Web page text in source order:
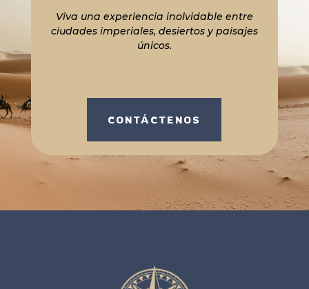
Viva una experiencia inolvidable entre
ciudades imperiales, desiertos y paisajes
únicos.
CONTÁCTENOS